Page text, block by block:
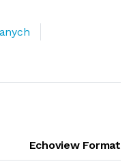
Echoview Format